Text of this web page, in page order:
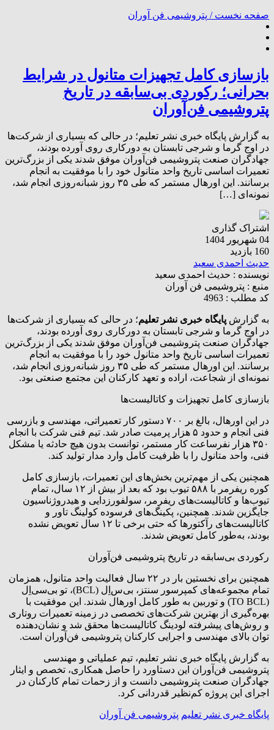
صفحه نخست / پتروشیمی فن آوران
بازسازی کامل تجهیزات متانول در شرایط
بحرانی؛ رکوردی بی‌سابقه در تاریخ
پتروشیمی فن‌آوران
به گزارش پایگاه خبری نشر تعلیم؛ در حالی که بسیاری از شرکت‌ها
در اوج گرما و شرجی تابستان به دورکاری روی آورده بودند،
جهادگران صنعت پتروشیمی فن‌آوران موفق شدند یکی از بزرگ‌ترین
تعمیرات اساسی تاریخ واحد متانول خود را با موفقیت به انجام
برسانند. این اورهال مستمر که طی ۳۵ روز شبانه‌روزی انجام شد،
نمونه‌ای […]
اشتراک گذاری
04 شهریور 1404
160 بازدید
حدیث احمدی سعید
نویسنده : حدیث احمدی سعید
منبع : پتروشیمی فن آوران
کد مطلب : 4963
به گزارش پایگاه خبری نشر تعلیم؛ در حالی که بسیاری از شرکت‌ها
در اوج گرما و شرجی تابستان به دورکاری روی آورده بودند،
جهادگران صنعت پتروشیمی فن‌آوران موفق شدند یکی از بزرگ‌ترین
تعمیرات اساسی تاریخ واحد متانول خود را با موفقیت به انجام
برسانند. این اورهال مستمر که طی ۳۵ روز شبانه‌روزی انجام شد،
نمونه‌ای از شجاعت، اراده و تعهد کارکنان این مجتمع صنعتی بود.
بازسازی کامل تجهیزات و کاتالیست‌ها
در این اورهال، بالغ بر ۷۰۰ دستور کار تعمیراتی، مهندسی و بازرسی
فنی انجام و حدود ۵ هزار پرمیت صادر شد. تیم فنی شرکت با انجام
۳۵۰ هزار نفرساعت کار مستمر، توانست بدون هیچ حادثه یا مشکل
فنی، واحد متانول را با ظرفیت کامل وارد مدار تولید کند.
همچنین یکی از مهم‌ترین بخش‌های این تعمیرات، بازسازی کامل
کوره ریفرمر با ۵۸۸ تیوب بود که بعد از بیش از ۱۲ سال، تمام
تیوب‌ها و کاتالیست‌های ریفرمر، سولفورزدایی و هیدروژناسیون
جایگزین شدند. همچنین، پکینگ‌های فرسوده کولینگ تاور و
کاتالیست‌های رآکتورها که حتی برخی تا ۱۲ سال تعویض نشده
بودند، به‌طور کامل تعویض شدند.
رکوردی بی‌سابقه در تاریخ پتروشیمی فن‌آوران
همچنین برای نخستین بار در ۲۲ سال فعالیت واحد متانول، همزمان
تمام مجموعه‌های کمپرسور سنتز، بی‌س‌اِل (BCL)، تو بی‌سی‌اِل
(TO BCL) و توربین به طور کامل اورهال شدند. این موفقیت با
بهره‌گیری از بهترین شرکت‌های تخصصی در زمینه تعمیرات روتاری
و روش‌های پیشرفته لودینگ کاتالیست‌ها محقق شد و نشان‌دهنده
توان بالای مهندسی و اجرایی کارکنان پتروشیمی فن‌آوران است.
به گزارش پایگاه خبری نشر تعلیم، تیم عملیاتی و مهندسی
پتروشیمی فن‌آوران این دستاورد را حاصل همکاری، تخصص و ایثار
جهادگران صنعت پتروشیمی دانست و از زحمات تمام کارکنان در
اجرای این پروژه کم‌نظیر قدردانی کرد.
پایگاه خبری نشر تعلیم پتروشیمی فن آوران